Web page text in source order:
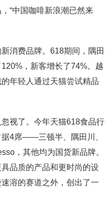
“中国咖啡新浪潮已然来
消费品牌。618期间，隅田
，新客增长了74%。越
年轻人通过天猫尝试精品
视了。今年天猫618食品行
4席——三顿半、隅田川、
，其他均为国货新品牌。
品质的产品和更时尚的设
溶的赛道之外，创出了一